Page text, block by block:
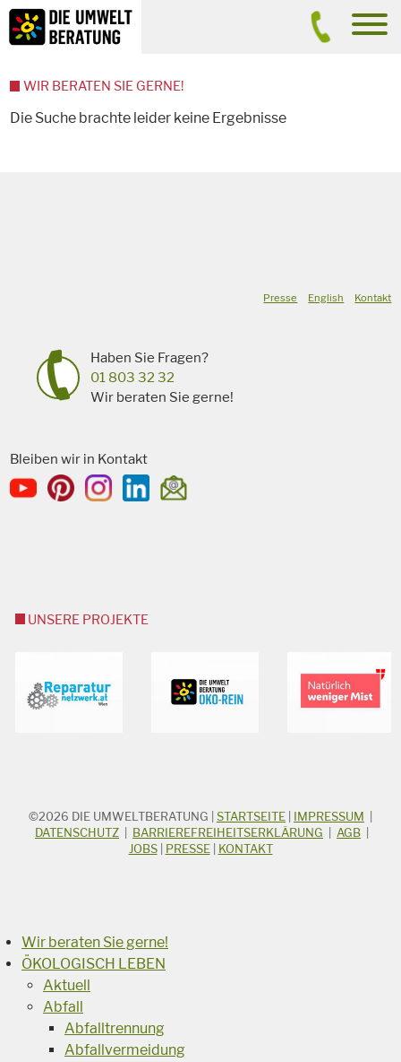
Inhalt
Suche
Die Suche brachte leider keine Ergebnisse
WIR BERATEN SIE GERNE!
Presse English Kontakt
Haben Sie Fragen?
01 803 32 32
Wir beraten Sie gerne!
Bleiben wir in Kontakt
UNSERE PROJEKTE
STICHWORTSUCHE
Suchbegriff
©2026 DIE UMWELTBERATUNG STARTSEITE IMPRESSUM
DATENSCHUTZ
BARRIEREFREIHEITSERKLÄRUNG AGB
JOBS| PRESSE| KONTAKT
Wir beraten Sie gerne!
ÖKOLOGISCH LEBEN
Aktuell
Abfall
Abfalltrennung
Abfallvermeidung